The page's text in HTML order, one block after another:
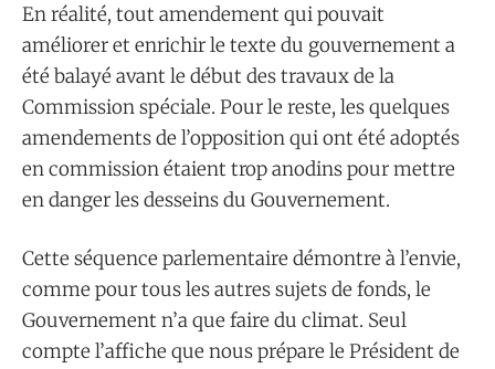
En réalité, tout amendement qui pouvait
améliorer et enrichir le texte du gouvernement a
été balayé avant le début des travaux de la
Commission spéciale. Pour le reste, les quelques
amendements de l’opposition qui ont été adoptés
en commission étaient trop anodins pour mettre
en danger les desseins du Gouvernement.
Cette séquence parlementaire démontre à l’envie,
comme pour tous les autres sujets de fonds, le
Gouvernement n’a que faire du climat. Seul
compte l’affiche que nous prépare le Président de